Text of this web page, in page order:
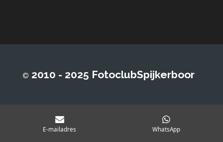
© 2010 - 2025 FotoclubSpijkerboor
E-mailadres WhatsApp